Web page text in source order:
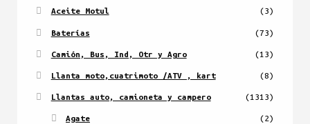
Aceite Motul (3)
Baterías (73)
Camión, Bus, Ind, Otr y Agro (13)
Llanta moto,cuatrimoto /ATV , kart (8)
Llantas auto, camioneta y campero (1313)
Agate (2)